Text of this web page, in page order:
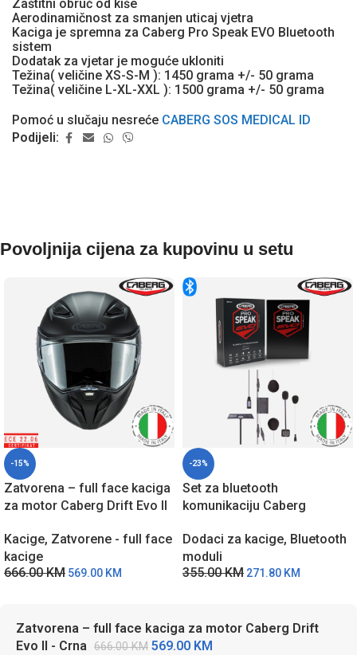
Zaštitni obruč od kiše
Aerodinamičnost za smanjen uticaj vjetra
Kaciga je spremna za Caberg Pro Speak EVO Bluetooth
sistem
Dodatak za vjetar je moguće ukloniti
Težina( veličine XS-S-M ): 1450 grama +/- 50 grama
Težina( veličine L-XL-XXL ): 1500 grama +/- 50 grama
Pomoć u slučaju nesreće CABERG SOS MEDICAL ID
Podijeli:
Povoljnija cijena za kupovinu u setu
-15%
Zatvorena – full face kaciga
za motor Caberg Drift Evo II
Kacige, Zatvorene - full face
kacige
666.00KM 569.00 KM
-23%
Set za bluetooth
komunikaciju Caberg
Dodaci za kacige, Bluetooth
moduli
355.00KM 271.80 KM
Zatvorena – full face kaciga za motor Caberg Drift
Evo II - Crna 666.00KM 569.00 KM